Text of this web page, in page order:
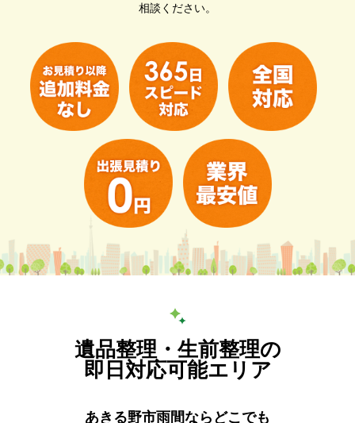
相談ください。
遺品整理・生前整理の
即日対応可能エリア
あきる野市雨間ならどこでも